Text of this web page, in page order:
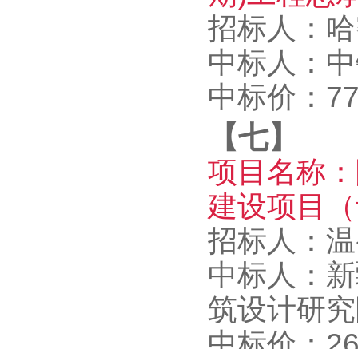
招标人：
中标人：
中标价：
【七】
项目名称：
建设项目
招标人：
中标人：
筑设计研